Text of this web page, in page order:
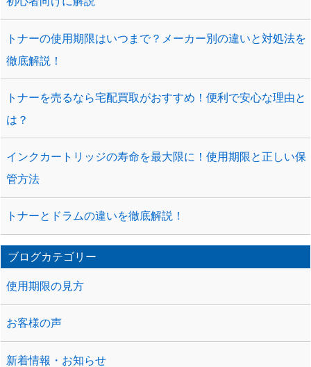
トナーの使用期限はいつまで？メーカー別の違いと対処法を
徹底解説！
トナーを売るなら宅配買取がおすすめ！便利で安心な理由と
は？
インクカートリッジの寿命を最大限に！使用期限と正しい保
管方法
トナーとドラムの違いを徹底解説！
ブログカテゴリー
使用期限の見方
お客様の声
新着情報・お知らせ